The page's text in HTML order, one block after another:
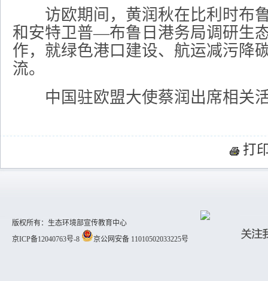
访欧期间，黄润秋在比利时布
和安特卫普—布鲁日港务局调研生
作，就绿色港口建设、航运减污降
流。
中国驻欧盟大使蔡润出席相关
打
版权所有：生态环境部宣传教育中心
京ICP备12040763号-8
京公网安备 11010502033225号